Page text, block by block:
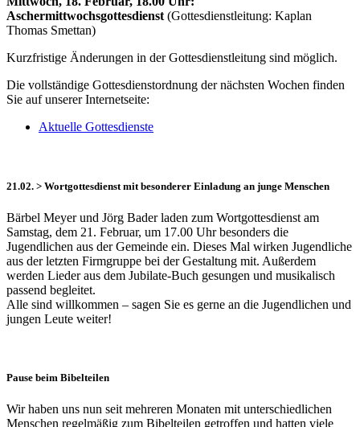
Aschermittwochsgottesdienst (Gottesdienstleitung: Kaplan
Thomas Smettan)
Kurzfristige Änderungen in der Gottesdienstleitung sind möglich.
Die vollständige Gottesdienstordnung der nächsten Wochen finden
Sie auf unserer Internetseite:
Aktuelle Gottesdienste
21.02. > Wortgottesdienst mit besonderer Einladung an junge Menschen
Bärbel Meyer und Jörg Bader laden zum Wortgottesdienst am
Samstag, dem 21. Februar, um 17.00 Uhr besonders die
Jugendlichen aus der Gemeinde ein. Dieses Mal wirken Jugendliche
aus der letzten Firmgruppe bei der Gestaltung mit. Außerdem
werden Lieder aus dem Jubilate-Buch gesungen und musikalisch
passend begleitet.
Alle sind willkommen – sagen Sie es gerne an die Jugendlichen und
jungen Leute weiter!
Pause beim Bibelteilen
Wir haben uns nun seit mehreren Monaten mit unterschiedlichen
Menschen regelmäßig zum Bibelteilen getroffen und hatten viele